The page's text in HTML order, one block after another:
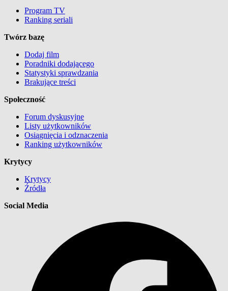
Program TV
Ranking seriali
Twórz bazę
Dodaj film
Poradniki dodającego
Statystyki sprawdzania
Brakujące treści
Społeczność
Forum dyskusyjne
Listy użytkowników
Osiągnięcia i odznaczenia
Ranking użytkowników
Krytycy
Krytycy
Źródła
Social Media